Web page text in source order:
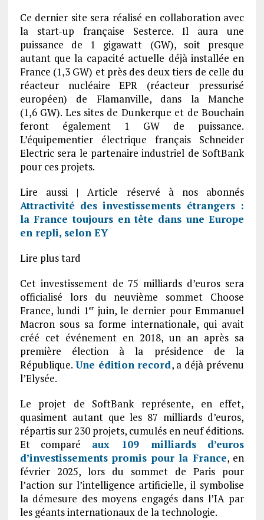
Ce dernier site sera réalisé en collaboration avec
la start-up française Sesterce. Il aura une
puissance de 1 gigawatt (GW), soit presque
autant que la capacité actuelle déjà installée en
France (1,3 GW) et près des deux tiers de celle du
réacteur nucléaire EPR (réacteur pressurisé
européen) de Flamanville, dans la Manche
(1,6 GW). Les sites de Dunkerque et de Bouchain
feront également 1 GW de puissance.
L’équipementier électrique français Schneider
Electric sera le partenaire industriel de SoftBank
pour ces projets.
Lire aussi | Article réservé à nos abonnés
Attractivité des investissements étrangers :
la France toujours en tête dans une Europe
en repli, selon EY
Lire plus tard
Cet investissement de 75 milliards d’euros sera
officialisé lors du neuvième sommet Choose
France, lundi 1erjuin, le dernier pour Emmanuel
Macron sous sa forme internationale, qui avait
créé cet événement en 2018, un an après sa
première élection à la présidence de la
République. Une édition record, a déjà prévenu
l’Elysée.
Le projet de SoftBank représente, en effet,
quasiment autant que les 87 milliards d’euros,
répartis sur 230 projets, cumulés en neuf éditions.
Et comparé aux 109 milliards d’euros
d’investissements promis pour la France, en
février 2025, lors du sommet de Paris pour
l’action sur l’intelligence artificielle, il symbolise
la démesure des moyens engagés dans l’IA par
les géants internationaux de la technologie.